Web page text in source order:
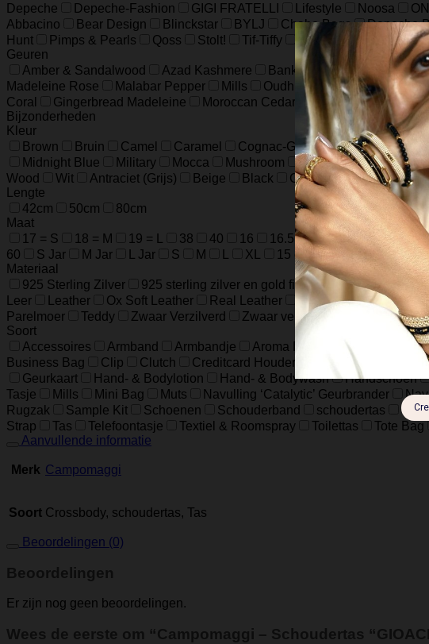
Depeche
Depeche-Fashion GIGI FRATELLI Lifestyle Noosa
Abbacino
Bear Design Blinckstar BYLJ Chabo Bags Depeche
Hunt
Pimps & Pearls Qoss Stolt! Tif-Tiffy
UNOde50
Geuren
Amber & Sandalwood
Azad Kashmere Banksia Black Karthago
Madeleine Rose
Malabar Pepper Mills Oudh Polder Velvet
Coral
Gingerbread Madeleine Moroccan Cedar Mountain Pine
Bijzonderheden
Kleur
Brown
Bruin Camel Caramel Cognac-Groen-Rood Dark Wood
Midnight Blue
Military Mocca Mushroom Night Blue Off White
Wood
Wit Antraciet (Grijs) Beige Black Champagne Cognac
Lengte
42cm
50cm
80cm
Maat
17 = S
18 = M 19 = L 38 40 16 16.5 17.5 18.5 37
60
S Jar M Jar L Jar S M XL
15 cm / 5.9 inch
Materiaal
925 Sterling Zilver
925 sterling zilver en gold filled 925 sterling
Leer
Leather Ox Soft Leather Real Leather Runder Leer Zilver
Parelmoer
Teddy Zwaar Verzilverd
Zwaar verzilverd (15 micron)
Soort
Accessoires
Armband Armbandje Aroma Diffuser
Business Bag
Clip Clutch Creditcard Houder Creditcard Wallet
Geurkaart
Hand- & Bodylotion Hand- & Bodywash Handschoen
Tasje
Mills Mini Bag Muts Navulling ‘Catalytic’ Geurbrander
Rugzak
Sample Kit Schoenen Schouderband schoudertas Set
Strap
Tas Telefoontasje Textiel & Roomspray Toilettas Tote Bag
Aanvullende informatie
Merk Campomaggi
Soort Crossbody, schoudertas, Tas
Beoordelingen (0)
Beoordelingen
Er zijn nog geen beoordelingen.
Wees de eerste om “Campomaggi – Schoudertas